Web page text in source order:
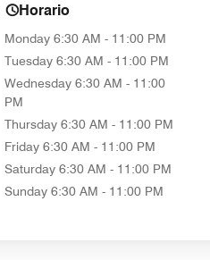
Horario
Monday 6:30 AM - 11:00 PM
Tuesday 6:30 AM - 11:00 PM
Wednesday 6:30 AM - 11:00
PM
Thursday 6:30 AM - 11:00 PM
Friday 6:30 AM - 11:00 PM
Saturday 6:30 AM - 11:00 PM
Sunday 6:30 AM - 11:00 PM